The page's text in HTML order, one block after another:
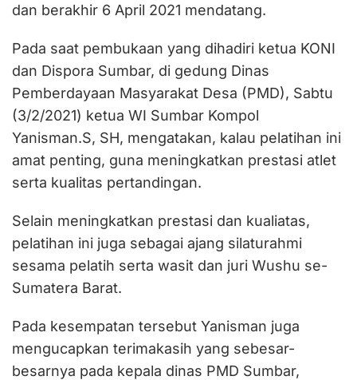
dan berakhir 6 April 2021 mendatang.
Pada saat pembukaan yang dihadiri ketua KONI
dan Dispora Sumbar, di gedung Dinas
Pemberdayaan Masyarakat Desa (PMD), Sabtu
(3/2/2021) ketua WI Sumbar Kompol
Yanisman.S, SH, mengatakan, kalau pelatihan ini
amat penting, guna meningkatkan prestasi atlet
serta kualitas pertandingan.
Selain meningkatkan prestasi dan kualiatas,
pelatihan ini juga sebagai ajang silaturahmi
sesama pelatih serta wasit dan juri Wushu se-
Sumatera Barat.
Pada kesempatan tersebut Yanisman juga
mengucapkan terimakasih yang sebesar-
besarnya pada kepala dinas PMD Sumbar,